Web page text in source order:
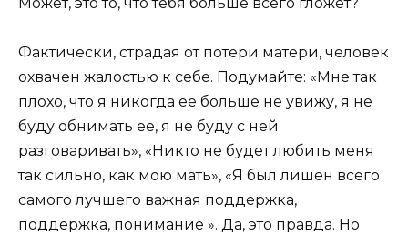
Фактически, страдая от потери матери, человек
охвачен жалостью к себе. Подумайте: «Мне так
плохо, что я никогда ее больше не увижу, я не
буду обнимать ее, я не буду с ней
разговаривать», «Никто не будет любить меня
так сильно, как мою мать», «Я был лишен всего
самого лучшего важная поддержка,
поддержка, понимание ». Да, это правда. Но